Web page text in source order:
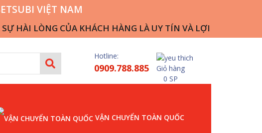
VIỆT NAM
LÒNG CỦA KHÁCH HÀNG LÀ UY TÍN VÀ LỢI NHUẬN CỦA
Hotline:
0909.788.885
Giỏ hàng
0 SP
VẬN CHUYỂN TOÀN QUỐC